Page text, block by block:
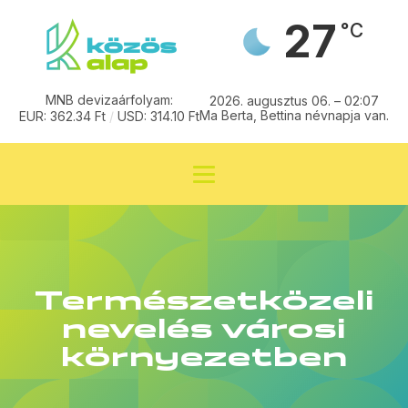
MNB devizaárfolyam:
EUR: 362.34 Ft / USD: 314.10 Ft
2026. augusztus 06. – 02:07
Ma Berta, Bettina névnapja van.
27 °C
Természetközeli
nevelés városi
környezetben